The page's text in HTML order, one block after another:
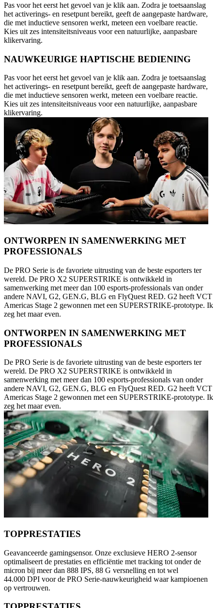
Pas voor het eerst het gevoel van je klik aan. Zodra je toetsaanslag
het activerings- en resetpunt bereikt, geeft de aangepaste hardware,
die met inductieve sensoren werkt, meteen een voelbare reactie.
Kies uit zes intensiteitsniveaus voor een natuurlijke, aanpasbare
klikervaring.
NAUWKEURIGE HAPTISCHE BEDIENING
Pas voor het eerst het gevoel van je klik aan. Zodra je toetsaanslag
het activerings- en resetpunt bereikt, geeft de aangepaste hardware,
die met inductieve sensoren werkt, meteen een voelbare reactie.
Kies uit zes intensiteitsniveaus voor een natuurlijke, aanpasbare
klikervaring.
ONTWORPEN IN SAMENWERKING MET
PROFESSIONALS
De PRO Serie is de favoriete uitrusting van de beste esporters ter
wereld. De PRO X2 SUPERSTRIKE is ontwikkeld in
samenwerking met meer dan 100 esports-professionals van onder
andere NAVI, G2, GEN.G, BLG en FlyQuest RED. G2 heeft VCT
Americas Stage 2 gewonnen met een SUPERSTRIKE-prototype. Ik
zeg het maar even.
ONTWORPEN IN SAMENWERKING MET
PROFESSIONALS
De PRO Serie is de favoriete uitrusting van de beste esporters ter
wereld. De PRO X2 SUPERSTRIKE is ontwikkeld in
samenwerking met meer dan 100 esports-professionals van onder
andere NAVI, G2, GEN.G, BLG en FlyQuest RED. G2 heeft VCT
Americas Stage 2 gewonnen met een SUPERSTRIKE-prototype. Ik
zeg het maar even.
TOPPRESTATIES
Geavanceerde gamingsensor. Onze exclusieve HERO 2-sensor
optimaliseert de prestaties en efficiëntie met tracking tot onder de
micron bij meer dan 888 IPS, 88 G versnelling en tot wel
44.000 DPI voor de PRO Serie-nauwkeurigheid waar kampioenen
op vertrouwen.